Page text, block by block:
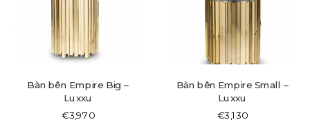
Bàn bên Empire Big –
Luxxu
€3,970
Bàn bên Empire Small –
Luxxu
€3,130